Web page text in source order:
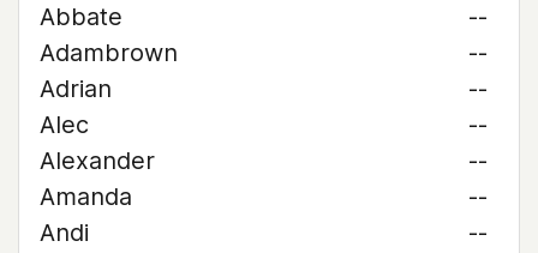
Abbate
--
Adambrown
--
Adrian
--
Alec
--
Alexander
--
Amanda
--
Andi
--